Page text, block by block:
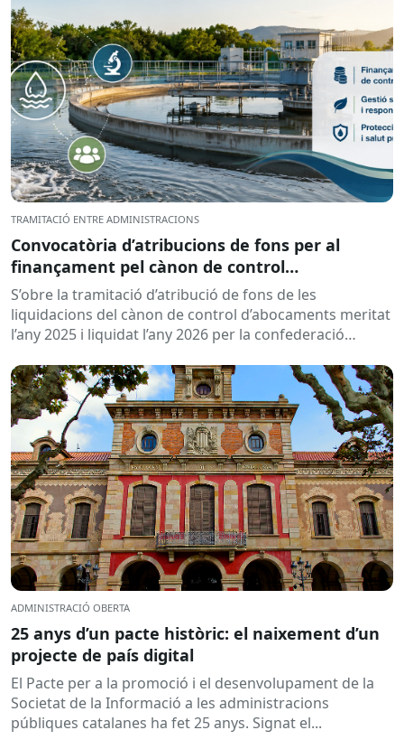
TRAMITACIÓ ENTRE ADMINISTRACIONS
Convocatòria d’atribucions de fons per al
finançament pel cànon de control
d’abocaments meritat l’any 2025 i liquidat l’any
2026
S’obre la tramitació d’atribució de fons de les
liquidacions del cànon de control d’abocaments meritat
l’any 2025 i liquidat l’any 2026 per la confederació
ADMINISTRACIÓ OBERTA
25 anys d’un pacte històric: el naixement d’un
projecte de país digital
El Pacte per a la promoció i el desenvolupament de la
Societat de la Informació a les administracions
públiques catalanes ha fet 25 anys. Signat el...